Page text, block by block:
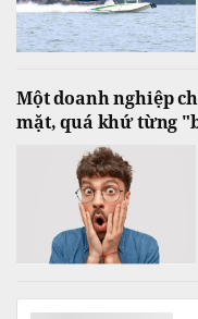
Một doanh nghiệp
mặt, quá khứ từng